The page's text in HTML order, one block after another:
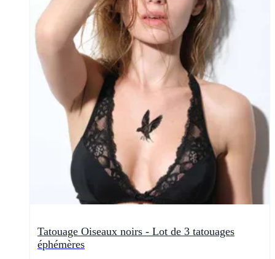
Tatouage Oiseaux noirs - Lot de 3 tatouages
éphémères